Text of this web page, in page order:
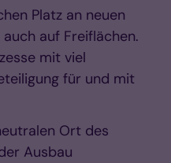
Platz an neuen
auf Freiflächen.
mit viel
für und mit
Ort des
Ausbau